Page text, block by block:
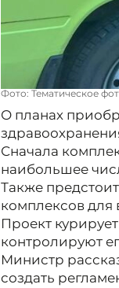
Фото: Тематическое
О планах
Сначала
наибольшее
Также
комплексов для
Проект
контролируют
Министр
создать